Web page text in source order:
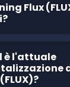
Flux
è l'attuale